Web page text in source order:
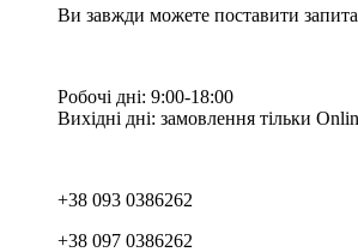
Ви завжди можете поставити
Робочі дні: 9:00-18:00
Вихідні дні: замовлення тільки
+38 093 0386262
+38 097 0386262